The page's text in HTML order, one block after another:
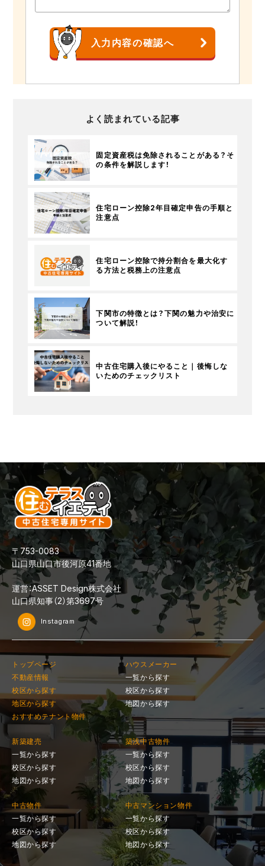
よく読まれている記事
固定資産税は免除されることがある？そ
の条件を解説します！
住宅ローン控除2年目確定申告の手順と
注意点
住宅ローン控除で持分割合を最大化す
る方法と税務上の注意点
下関市の特徴とは？下関の魅力や治安に
ついて解説！
中古住宅購入後にやること｜後悔しな
いためのチェックリスト
〒753-0083
山口県山口市後河原41番地
運営：ASSET Design株式会社
山口県知事（2）第3697号
Instagram
トップページ
不動産情報
校区から探す
地区から探す
おすすめテナント物件
ハウスメーカー
一覧から探す
校区から探す
地図から探す
新築建売
一覧から探す
校区から探す
地図から探す
築浅中古物件
一覧から探す
校区から探す
地図から探す
中古物件
一覧から探す
校区から探す
地図から探す
中古マンション物件
一覧から探す
校区から探す
地図から探す